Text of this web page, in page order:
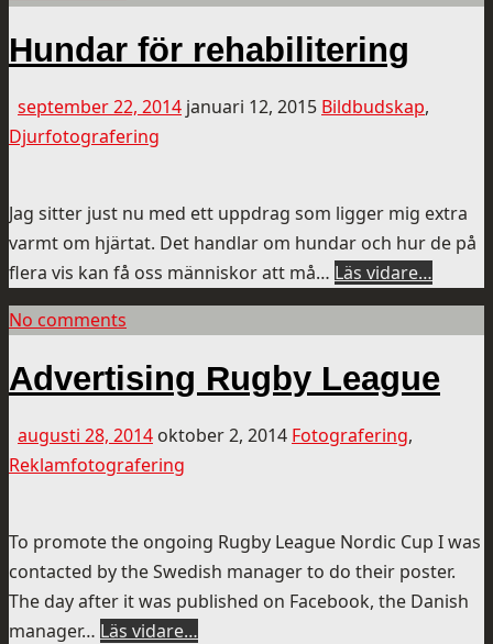
Hundar för rehabilitering
september 22, 2014 januari 12, 2015 Bildbudskap,
Djurfotografering
Jag sitter just nu med ett uppdrag som ligger mig extra
varmt om hjärtat. Det handlar om hundar och hur de på
flera vis kan få oss människor att må… Läs vidare…
No comments
Advertising Rugby League
augusti 28, 2014 oktober 2, 2014 Fotografering,
Reklamfotografering
To promote the ongoing Rugby League Nordic Cup I was
contacted by the Swedish manager to do their poster.
The day after it was published on Facebook, the Danish
manager… Läs vidare…